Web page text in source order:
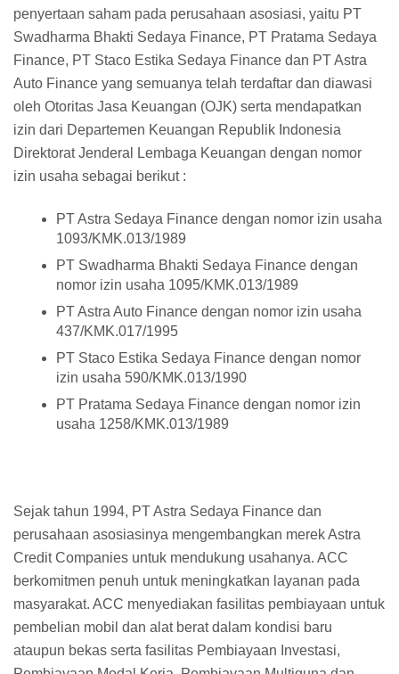
penyertaan saham pada perusahaan asosiasi, yaitu PT
Swadharma Bhakti Sedaya Finance, PT Pratama Sedaya
Finance, PT Staco Estika Sedaya Finance dan PT Astra
Auto Finance yang semuanya telah terdaftar dan diawasi
oleh Otoritas Jasa Keuangan (OJK) serta mendapatkan
izin dari Departemen Keuangan Republik Indonesia
Direktorat Jenderal Lembaga Keuangan dengan nomor
izin usaha sebagai berikut :
PT Astra Sedaya Finance dengan nomor izin usaha
1093/KMK.013/1989
PT Swadharma Bhakti Sedaya Finance dengan
nomor izin usaha 1095/KMK.013/1989
PT Astra Auto Finance dengan nomor izin usaha
437/KMK.017/1995
PT Staco Estika Sedaya Finance dengan nomor
izin usaha 590/KMK.013/1990
PT Pratama Sedaya Finance dengan nomor izin
usaha 1258/KMK.013/1989
Sejak tahun 1994, PT Astra Sedaya Finance dan
perusahaan asosiasinya mengembangkan merek Astra
Credit Companies untuk mendukung usahanya. ACC
berkomitmen penuh untuk meningkatkan layanan pada
masyarakat. ACC menyediakan fasilitas pembiayaan untuk
pembelian mobil dan alat berat dalam kondisi baru
ataupun bekas serta fasilitas Pembiayaan Investasi,